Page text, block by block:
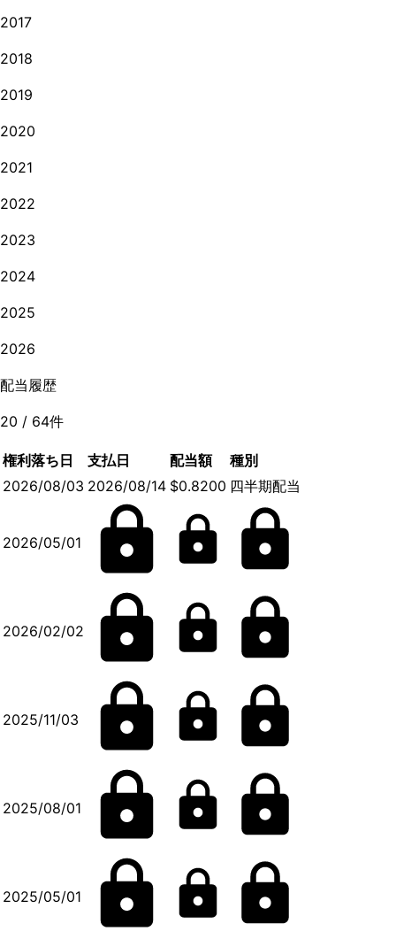
2017
2018
2019
2020
2021
2022
2023
2024
2025
2026
配当履歴
20 / 64件
権利落ち日 支払日 配当額
種別
2026/08/03 2026/08/14 $0.8200 四半期配当
2026/05/01
2026/02/02
2025/11/03
2025/08/01
2025/05/01